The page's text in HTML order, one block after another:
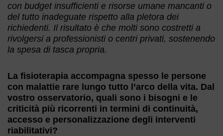
con budget insufficienti e risorse umane mancanti o
del tutto inadeguate rispetto alla pletora dei
richiedenti. Il risultato è che molti sono costretti a
rivolgersi a professionisti o centri privati, sostenendo
la spesa di tasca propria.
La fisioterapia accompagna spesso le persone
con malattie rare lungo tutto l’arco della vita. Dal
vostro osservatorio, quali sono i bisogni e le
criticità più ricorrenti in termini di continuità,
accesso e personalizzazione degli interventi
riabilitativi?